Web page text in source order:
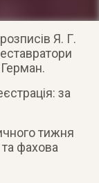
Я. Г.
за
тижня
фахова